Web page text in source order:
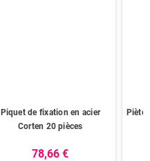
Piquet de fixation en acier
Corten 20 pièces
78,66 €